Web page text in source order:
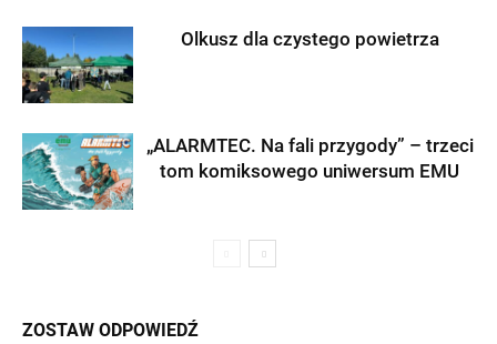
Olkusz dla czystego powietrza
„ALARMTEC. Na fali przygody” – trzeci
tom komiksowego uniwersum EMU
ZOSTAW ODPOWIEDŹ